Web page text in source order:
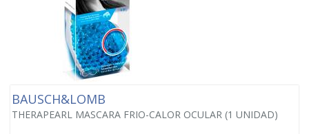
BAUSCH&LOMB
THERAPEARL MASCARA FRIO-CALOR OCULAR (1 UNIDAD)